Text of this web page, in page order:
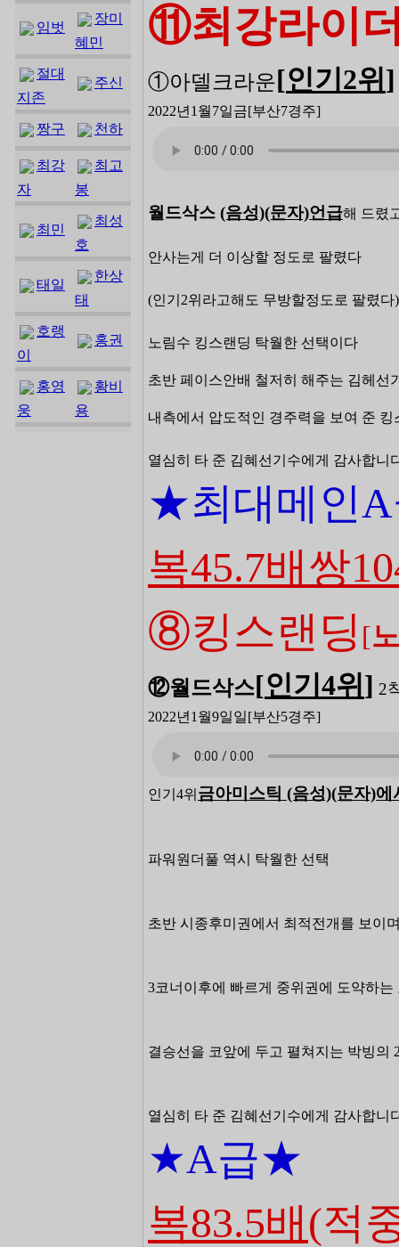
임벗
장미
혜민
절대
지존
주신
짱구 천하
최강
자
최고
봉
최민
최성
호
태일
한상
태
호랭
이
홍권
홍영
웅
황비
용
⑪최강라이
①아델크라운[인기2위 ]
2022년1월7일금[부산7경주]
월드삭스 (음성)(문자)언급해 드렸
안사는게 더 이상할 정도로 팔렸다
(인기2위라고해도 무방할정도로 팔렸
노림수 킹스랜딩 탁월한 선택이다
초반 페이스안배 철저히 해주는 김헤선
내측에서 압도적인 경주력을 보여 준
열심히 타 준 김혜선기수에게 감사합니
★최대메인
복45.7배쌍
⑧킹스랜딩 [
⑫월드삭스[인기4위 ] 2
2022년1월9일일[부산5경주]
인기4위 금아미스틱 (음성)(문자)에
파워원더풀 역시 탁월한 선택
초반 시종후미권에서 최적전개를 보이
3코너이후에 빠르게 중위권에 도약하
결승선을 코앞에 두고 펼쳐지는 박빙의
열심히 타 준 김혜선기수에게 감사합니
★A급★
복83.5배(적